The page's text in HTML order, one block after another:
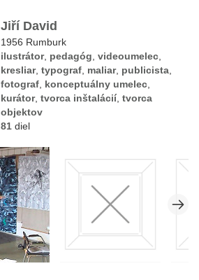
Jiří David
1956 Rumburk
ilustrátor, pedagóg ,videoumelec
kresliar,typograf maliar, publicista
fotograf konceptuálny umelec
kurátor,tvorca inštalácií,tvorca
objektov
81 diel